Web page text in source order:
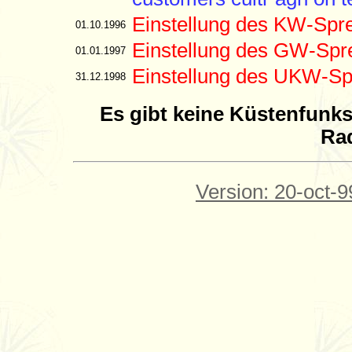
01.10.1996 Einstellung des KW-
01.01.1997 Einstellung des GW-
31.12.1998
Einstellung des UKW-
Es gibt keine
Version: 20-oct-